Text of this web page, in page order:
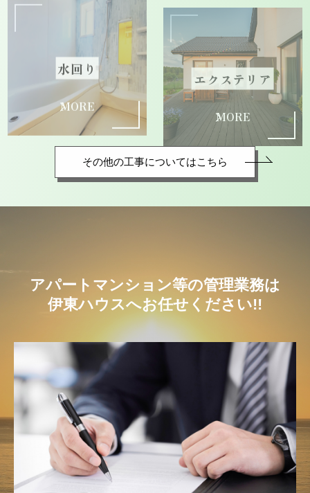
水回り
MORE
エクステリア
MORE
その他の工事についてはこちら
アパートマンション等の管理業務は
伊東ハウスへお任せください!!